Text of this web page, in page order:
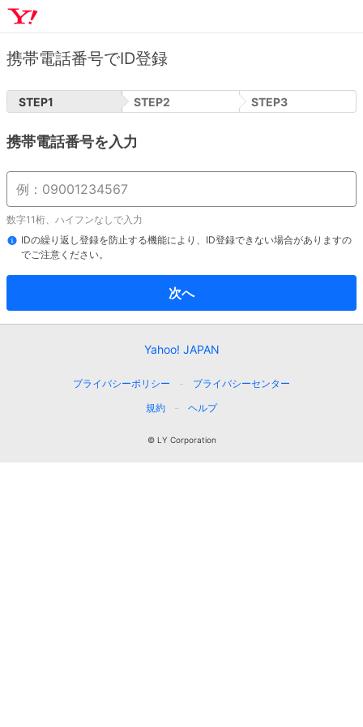
携帯電話番号でID登録
STEP1 STEP2 STEP3
携帯電話番号を入力
数字11桁、ハイフンなしで入力
IDの繰り返し登録を防止する機能により、ID登録できない場合がありますの
でご注意ください。
次へ
Yahoo! JAPAN
プライバシーポリシー
プライバシーセンター
規約
ヘルプ
© LY Corporation